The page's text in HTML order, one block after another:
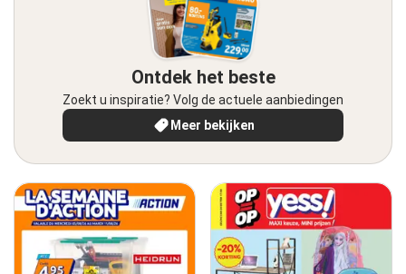
Ontdek het beste
Zoekt u inspiratie? Volg de actuele aanbiedingen
Meer bekijken